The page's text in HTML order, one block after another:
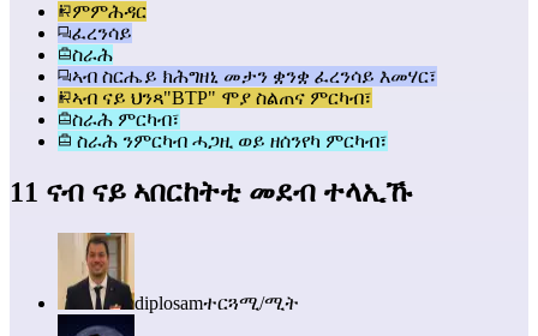
ምምሕዳር
ፈረንሳይ
ስራሕ
ኣብ ስርሔይ ክሕግዘኒ መታን ቋንቋ ፈረንሳይ እመሃር፣
ኣብ ናይ ህንጻ"BTP" ሞያ ስልጠና ምርካብ፣
ስራሕ ምርካብ፣
ስራሕ ንምርካብ ሓጋዚ ወይ ዘሰንየካ ምርካብ፣
11 ናብ ናይ ኣበርከትቲ መደብ ተላኢኹ
diplosamተርጓሚ/ሚት